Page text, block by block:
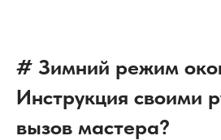
# Зимний режим
Инструкция своими
вызов мастера?